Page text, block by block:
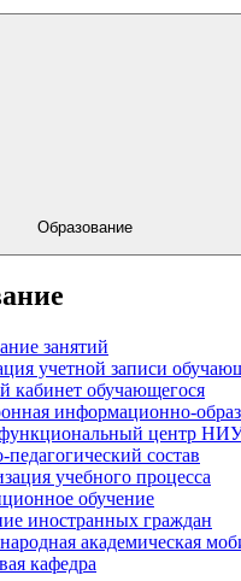
Образование
занятий
учетной записи
кабинет обучающегося
информационно-
центр
педагогический состав
учебного процесса
обучение
иностранных граждан
академическая
кафедра